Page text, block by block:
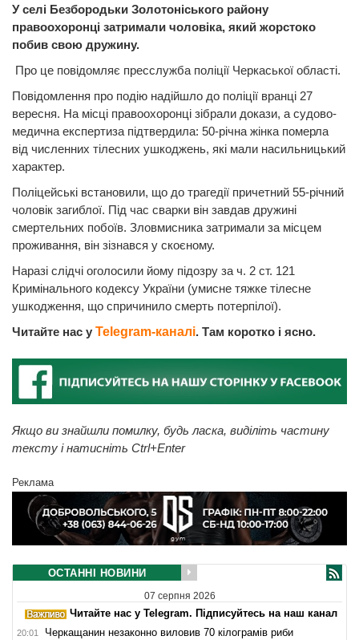
У селі Безбородьки Золотоніського району
правоохоронці затримали чоловіка, який жорстоко
побив свою дружину.
Про це повідомляє пресслужба поліції Черкаської області.
Повідомлення про подію надійшло до поліції вранці 27
вересня. На місці правоохоронці зібрали докази, а судово-
медична експертиза підтвердила: 50-річна жінка померла
від численних тілесних ушкоджень, які мали насильницький
характер.
Поліцейські встановили, що до трагедії причетний 55-річний
чоловік загиблої. Під час сварки він завдав дружині
смертельних побоїв. Зловмисника затримали за місцем
проживання, він зізнався у скоєному.
Наразі слідчі оголосили йому підозру за ч. 2 ст. 121
Кримінального кодексу України (умисне тяжке тілесне
ушкодження, що спричинило смерть потерпілої).
Читайте нас у Telegram-каналі. Там коротко і ясно.
Якщо ви знайшли помилку, будь ласка, виділіть частину
тексту і натисніть Ctrl+Enter
Реклама
ОСТАННІ НОВИНИ
07 серпня 2026
Читайте нас у Telegram. Підписуйтесь на наш канал
20:01 Черкащанин незаконно виловив 70 кілограмів риби